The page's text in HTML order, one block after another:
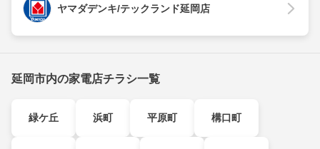
ヤマダデンキ/テックランド延岡店
延岡市内の家電店チラシ一覧
緑ケ丘 浜町 平原町 構口町